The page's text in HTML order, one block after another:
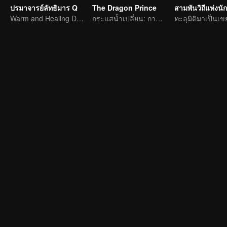
ปรมาจารย์ลัทธิมาร Q
Warm and Healing Daily Life
The Dragon Prince
กระแสน้ำเปลี่ยน: การผจญภัยของนักเขียนหนุ่ม
สามพันวิถีแห่งนั